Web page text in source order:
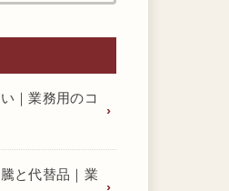
｜業務用のコ
と代替品｜業